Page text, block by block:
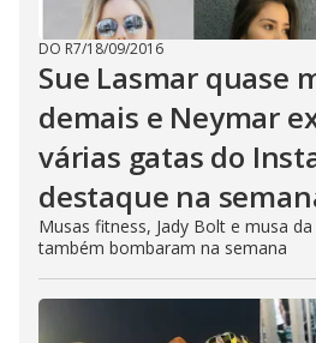
DO R7/18/09/2016
Sue Lasmar quase
demais e Neymar
várias gatas do
destaque na
Musas fitness, Jady Bolt e musa
também bombaram na semana